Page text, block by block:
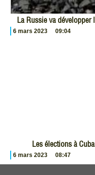
La Russie va
6 mars 2023 09:04
Les élections à
6 mars 2023 08:47